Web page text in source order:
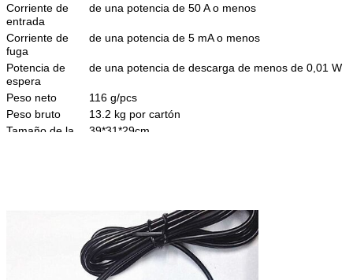
Corriente de
entrada
de una potencia de 50 A o menos
Corriente de
fuga
de una potencia de 5 mA o menos
Potencia de
espera
de una potencia de descarga de menos de 0,01 W
Peso neto
116 g/pcs
Peso bruto
13.2 kg por cartón
Tamaño de la
39*31*29cm